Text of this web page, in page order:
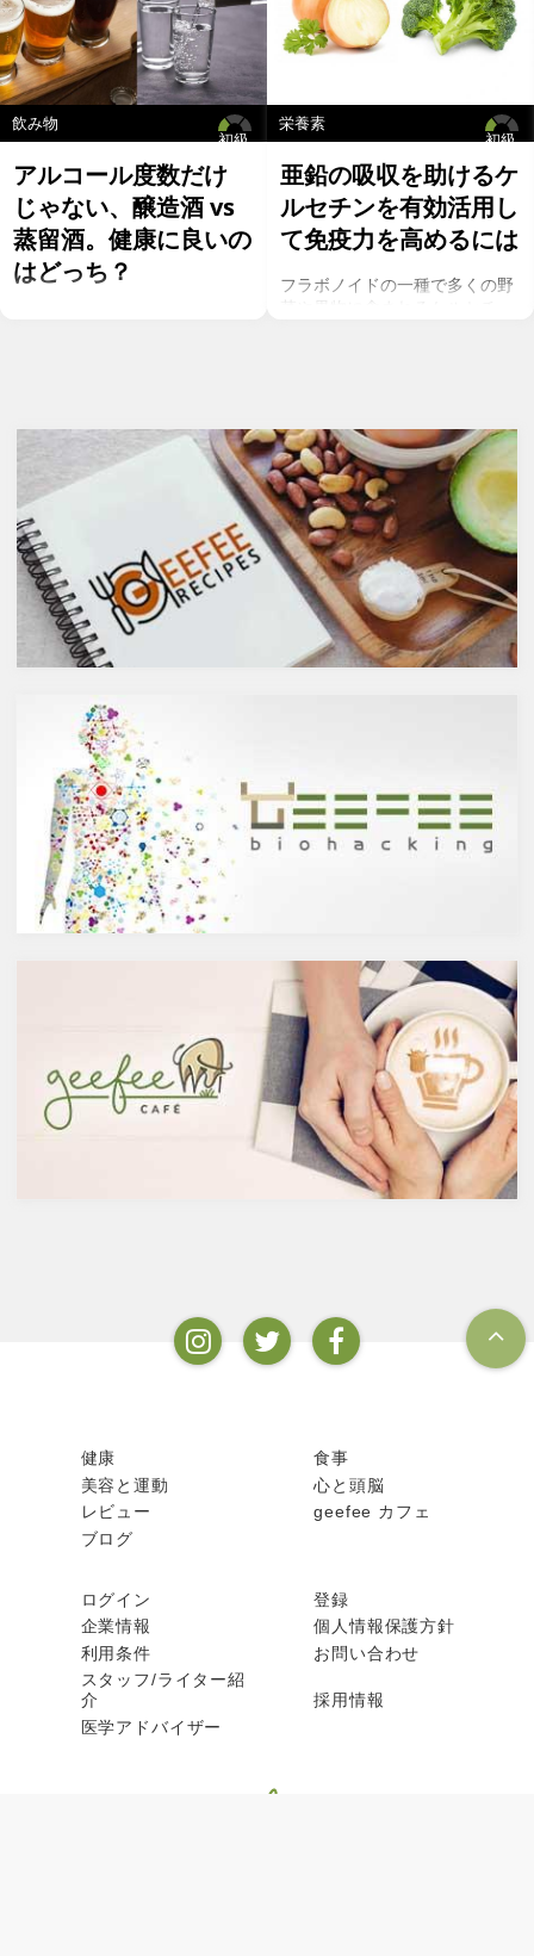
初級
飲み物
アルコール度数だけ
じゃない、醸造酒 vs
蒸留酒。健康に良いの
はどっち？
やウォッカ等の蒸留酒は、度数
も高いため健康に悪そうなイ
メージで、ワインや日本酒など
は何となくナチュラルな感じで
アルコール度数も低いのでそう
悪くもなさそうなイメージです
が、実際のところどうなので
しょうか？今回は、大きく分け
て2種類あるお酒の製造方法
（醸造酒と蒸留酒）の違いに
よって健康に対してどのような
ていきます。
醸造酒と蒸留酒の違いとは？
主にお酒は製造方法によって醸
造酒と蒸留酒の2つと、香料や
糖分、果実などを加えた混成酒
に分けられます。醸造酒は、果
実や穀物のような糖分を含んだ
原料を酵母によりアルコール発
酵させて造られたもの。蒸留酒
は、この発酵された醸造酒をさ
らに蒸留して作られたものでス
で、蒸留酒は一般的には40度～
50度、最大で90度台のアルコー
ルとなります。以下が主なお酒
の醸造酒と蒸留酒の分類です。
初級
栄養素
亜鉛の吸収を助けるケ
ルセチンを有効活用し
て免疫力を高めるには
フラボノイドの一種で多くの野
菜や果物に含まれるケルセチ
まれるケルセチンが、血中コレ
ステロールを値を抑え心臓病の
リスクを軽減するということを
お伝えしましたが、ケルセチン
には抗菌抗ウィルス作用があり
ウイルスとの闘いを促進する可
能性があると言われています。
また、免疫力の維持に重要な働
きを持つ亜鉛との相乗効果もあ
ると考えられています。今回
は、このケルセチンの健康効果
ない植物化合物であるケルセチ
ンは、ブドウやリンゴなどの果
物や、ブロッコリやトマト、タ
マネギなどの野菜、お蕎麦にも
免疫力を向上させる亜鉛の吸収
を助けるケルセチン
免疫力を保つことは、コロナウ
イルスの対策に限らず風邪やイ
ンフルエンザなど、さまざまな
疾患に対して人の体に有益な効
果を与えます。その免疫システ
ムを維持するのに重要な働きを
するのが亜鉛。
健康
食事
美容と運動
心と頭脳
レビュー
geefee カフェ
ブログ
ログイン
登録
企業情報
個人情報保護方針
利用条件
お問い合わせ
スタッフ/ライター紹
介
採用情報
医学アドバイザー